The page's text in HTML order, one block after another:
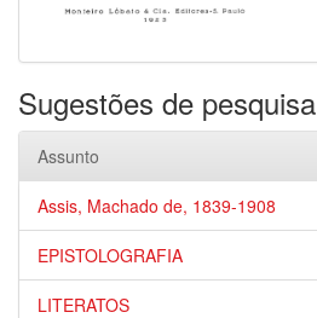
Sugestões de pesquisa
Assunto
Assis, Machado de, 1839-1908
EPISTOLOGRAFIA
LITERATOS